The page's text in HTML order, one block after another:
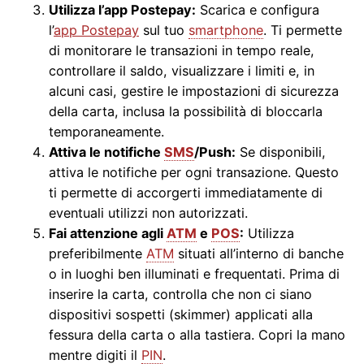
Utilizza l’app Postepay: Scarica e configura
l’app Postepay sul tuo smartphone. Ti permette
di monitorare le transazioni in tempo reale,
controllare il saldo, visualizzare i limiti e, in
alcuni casi, gestire le impostazioni di sicurezza
della carta, inclusa la possibilità di bloccarla
temporaneamente.
Attiva le notifiche SMS/Push: Se disponibili,
attiva le notifiche per ogni transazione. Questo
ti permette di accorgerti immediatamente di
eventuali utilizzi non autorizzati.
Fai attenzione agli ATM e POS: Utilizza
preferibilmente ATM situati all’interno di banche
o in luoghi ben illuminati e frequentati. Prima di
inserire la carta, controlla che non ci siano
dispositivi sospetti (skimmer) applicati alla
fessura della carta o alla tastiera. Copri la mano
mentre digiti il PIN.